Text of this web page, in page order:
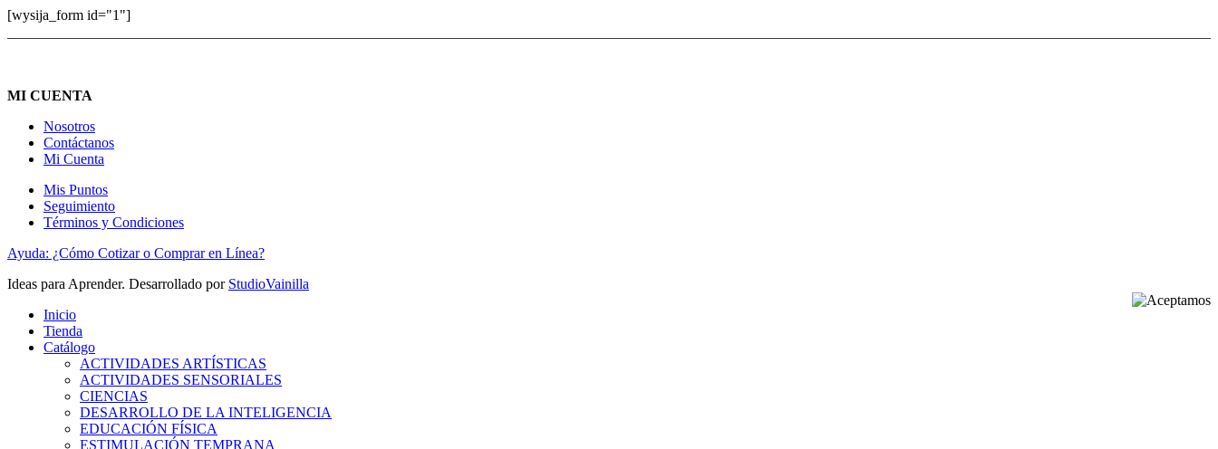
[wysija_form id="1"]
MI CUENTA
Nosotros
Contáctanos
Mi Cuenta
Mis Puntos
Seguimiento
Términos y Condiciones
Ayuda: ¿Cómo Cotizar o Comprar en Línea?
Ideas para Aprender. Desarrollado por StudioVainilla
Inicio
Tienda
Catálogo
ACTIVIDADES ARTÍSTICAS
ACTIVIDADES SENSORIALES
CIENCIAS
DESARROLLO DE LA INTELIGENCIA
EDUCACIÓN FÍSICA
ESTIMULACIÓN TEMPRANA